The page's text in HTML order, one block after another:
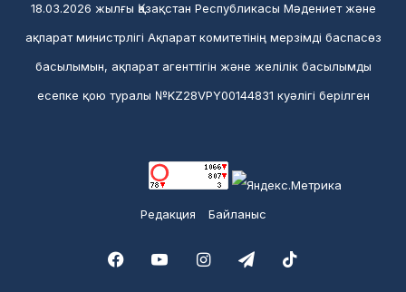
18.03.2026 жылғы Қазақстан Республикасы Мәдениет және
ақпарат министрлігі Ақпарат комитетінің мерзімді баспасөз
басылымын, ақпарат агенттігін және желілік басылымды
есепке қою туралы №KZ28VPY00144831 куәлігі берілген
Редакция Байланыс
Facebook
YouTubeInstagramTelegram